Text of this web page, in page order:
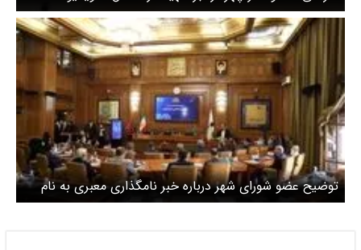
توضیح عضو شورای شهر درباره خبر نامگذاری معبری به نام
آیت‌الله خامنه‌ای